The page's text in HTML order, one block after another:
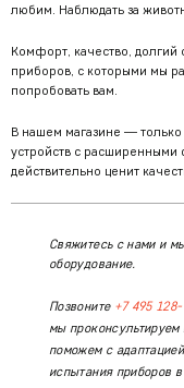
любим. Наблюдать за
Комфорт, качество,
приборов, с которыми мы
попробовать вам.
В нашем магазине —
устройств с
действительно ценит
Свяжитесь с нами и
оборудование.
Позвоните +7 495
мы
поможем с
испытания приборов